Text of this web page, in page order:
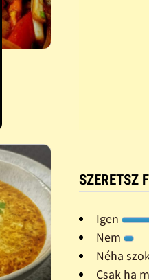
SZERETSZ
Igen
Nem
Néha
Csak ha